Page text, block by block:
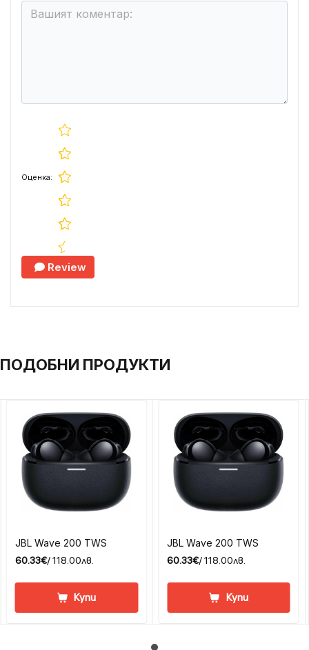
Оценка:
Review
ПОДОБНИ ПРОДУКТИ
JBL Wave 200 TWS
60.33€/ 118.00лв.
Купи
JBL Wave 200 TWS
60.33€/ 118.00лв.
Купи